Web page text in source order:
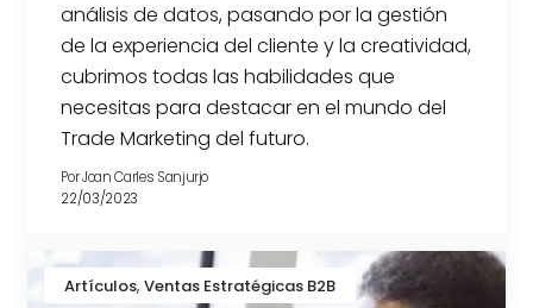
análisis de datos, pasando por la gestión
de la experiencia del cliente y la creatividad,
cubrimos todas las habilidades que
necesitas para destacar en el mundo del
Trade Marketing del futuro.
PorJoan Carles Sanjurjo
22/03/2023
Artículos,Ventas Estratégicas B2B